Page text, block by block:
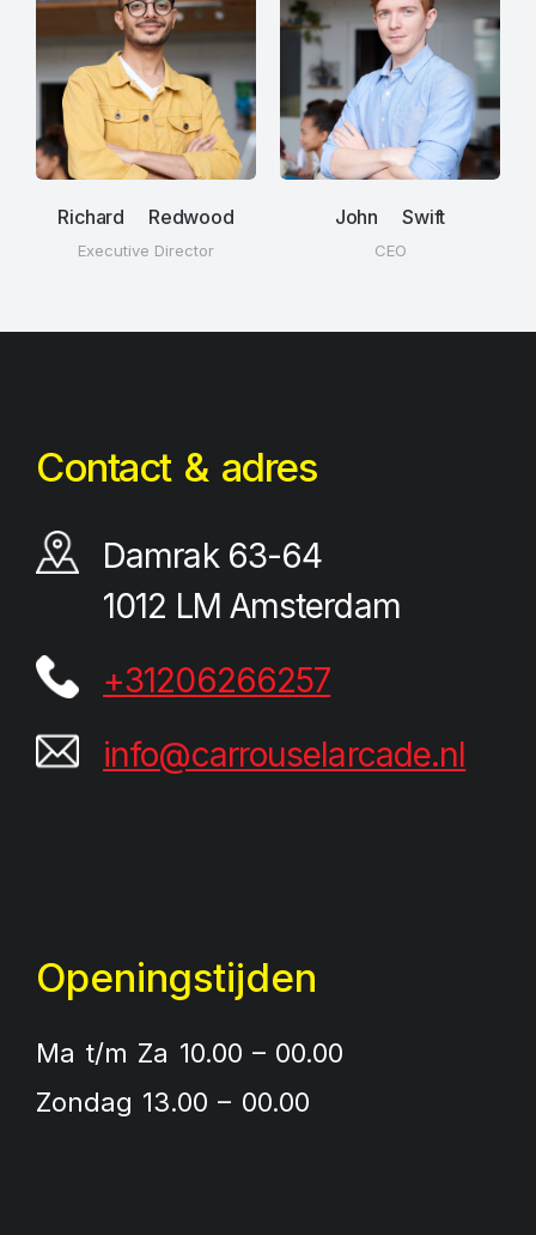
Richard Redwood
Executive Director
John Swift
CEO
Contact & adres
Damrak 63-64
1012 LM Amsterdam
+31206266257
info@carrouselarcade.nl
Openingstijden
Ma t/m Za 10.00 – 00.00
Zondag 13.00 – 00.00